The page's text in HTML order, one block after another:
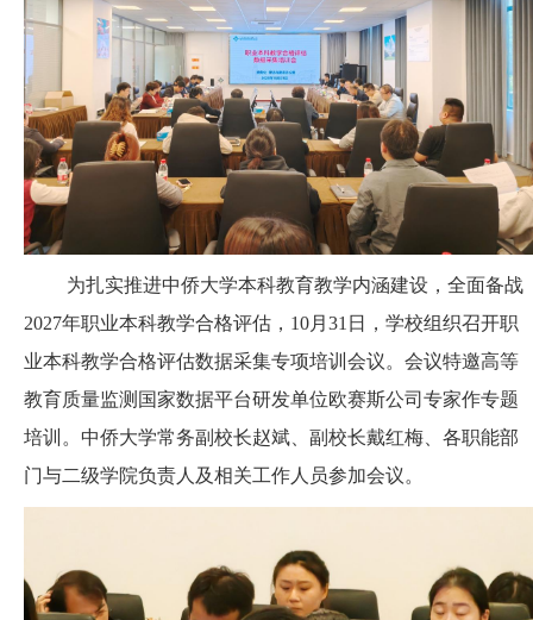
为扎实推进中侨大学本科教育教学内涵建设，全面备战
2027年职业本科教学合格评估，10月31日，学校组织召开职
业本科教学合格评估数据采集专项培训会议。会议特邀高等
教育质量监测国家数据平台研发单位欧赛斯公司专家作专题
培训。中侨大学常务副校长赵斌、副校长戴红梅、各职能部
门与二级学院负责人及相关工作人员参加会议。